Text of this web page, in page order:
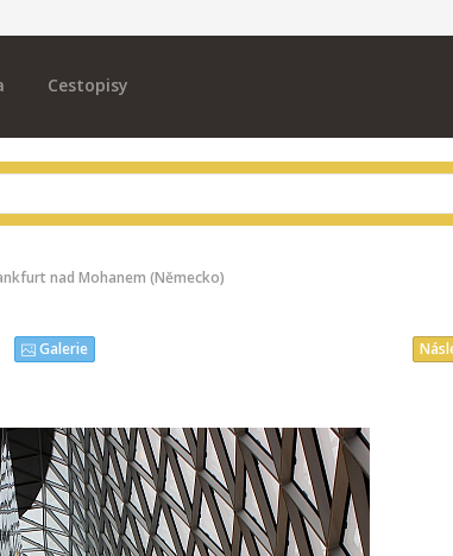
Cestopisy
nad Mohanem (Německo)
Galerie